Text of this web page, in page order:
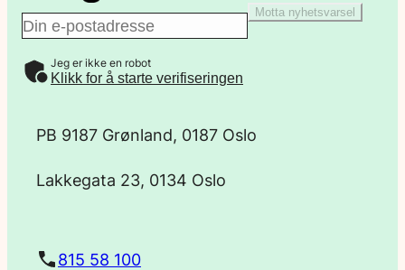
E
-
Motta nyhetsvarsel
Jeg er ikke en robot
Klikk for å starte verifiseringen
PB 9187 Grønland, 0187 Oslo
Lakkegata 23, 0134 Oslo
815 58 100